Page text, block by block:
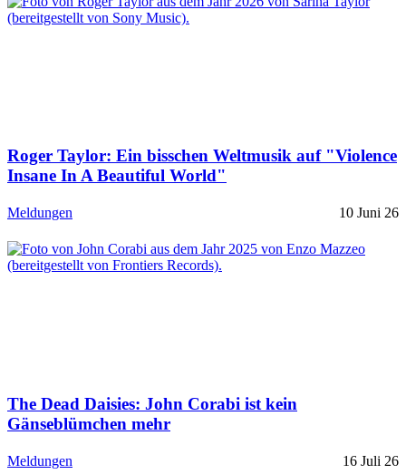
Roger Taylor: Ein bisschen Weltmusik auf "Violence
Insane In A Beautiful World"
Meldungen 10 Juni 26
The Dead Daisies: John Corabi ist kein
Gänseblümchen mehr
Meldungen 16 Juli 26